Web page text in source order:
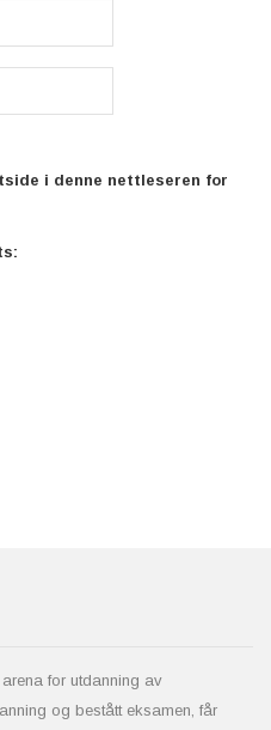
i denne nettleseren for
for utdanning av
og bestått eksamen, får